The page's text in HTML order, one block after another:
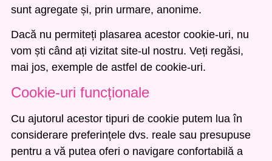
sunt agregate și, prin urmare, anonime.
Dacă nu permiteți plasarea acestor cookie-uri, nu
vom ști când ați vizitat site-ul nostru. Veți regăsi,
mai jos, exemple de astfel de cookie-uri.
Cookie-uri funcționale
Cu ajutorul acestor tipuri de cookie putem lua în
considerare preferințele dvs. reale sau presupuse
pentru a vă putea oferi o navigare confortabilă a